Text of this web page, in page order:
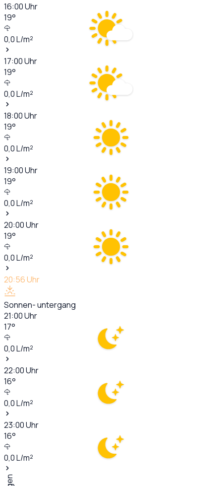
16:00Uhr
19°
0,0L/m²
17:00Uhr
19°
0,0L/m²
18:00Uhr
19°
0,0L/m²
19:00Uhr
19°
0,0L/m²
20:00Uhr
19°
0,0L/m²
20:56Uhr
Sonnen- untergang
21:00Uhr
17°
0,0L/m²
22:00Uhr
16°
0,0L/m²
23:00Uhr
16°
0,0L/m²